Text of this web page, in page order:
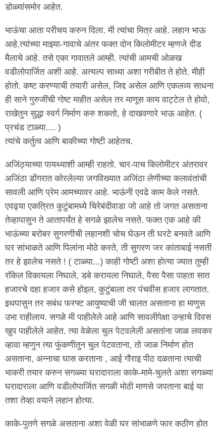
डोळ्यांसमोर आहेत.
भाऊंचा आता परीचय करुन दिला. मी त्यांचा मित्र आहे. लहान भाऊ
आहे.त्यांच्या माझ्या-गावाचे अंतर फक्त दोन किलोमीटर म्हणजे दीड
मैलाचे आहे. तसे एका गावातले आम्ही. त्यांची आमची ओळख
वडीलोपार्जित अशी आहे. अत्यल्प साध्या अशा गरीबीत ते होते. मीही
होतो. कष्ट करण्याची तयारी असेल, जिद्द असेल आणि एकलव्य साधना
ही साने गुरुजींची गोष्ट माहीत असेल तर माणूस काय वाट्टेल ते होवो,
राखेतुन सुद्धा स्वर्ग निर्माण करु शकतो, हे दाखवणारे भाऊ आहेत. (
प्रचंड टाळ्या.... )
त्यांचे कर्तुत्व आणि बाकीच्या गोष्टी आहेतच.
अजिंठ्याच्या पायथ्याशी आम्ही राहतो. चार-पाच किलोमीटर अंतरावर
अजिंठा डोंगरात कोरलेल्या जगविख्यात अजिंठा लेणीच्या कलावंतांची
सावली आणि प्रेम आमच्यावर आहे. भाऊंनी एवढे काम केले नसते.
एवढ्या एकत्रित कुटुंबामध्ये चिरेबंदीवाडा जो आहे तो जगत असताना
तेव्हापासुन ते आतापर्यंत हे सगळे झालेच नसते. फक्त एक आहे की
भाऊंच्या बरोबर सुगरणीची लहानशी चोच घेऊन ती घरटे बनवते आणि
घर सांभाळते आणि पिलांना मोठे करते, ती सुगरण जर कांताबाई नसती
तर हे झालेच नसते ! ( टाळ्या...) काही गोष्टी अशा होत्या ज्यात तुम्ही
रॉकेल विकायला निघाले, डबे करायला निघाले, पैसा पैसा पाहता सात
हजारचे दहा हजार कसे होइल, कुटुंबाला तर पंचवीस हजार लागतात.
इथपासुन तर सबंध फरफ्ट आयुष्याची जी चालत असताना हा माणुस
उभा राहीलाय. सगळे मी पाहीलेले आहे आणि सावलीपेक्षा उन्हाचे दिवस
खुप पाहीलेले आहेत. त्या वेळेला चुल पेटवलेली असतांना जाळ लवकर
व्हावा म्हणुन त्या फुंकणीतुन चुल पेटवताना, तो जाळ निर्माण होत
असताना, अन्नाचा घास करताना , आई गौराइ पीठ दळताना त्याची
भाकरी तयार करुन सगळ्या घरादाराला काके-मामे-चुलते अशा सगळ्या
घरादाराला आणि वडीलोपार्जित सगळी मोठी माणसे जपताना बाई या
तशा तेव्हा वयाने लहान होत्या.
काके-पुतणे सगळे असताना अशा वेळी घर सांभाळणे फार कठीण होत